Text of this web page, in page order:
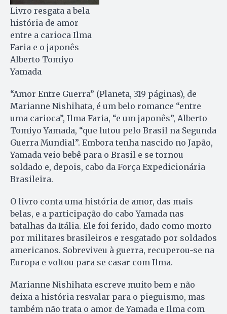
Livro resgata a bela
história de amor
entre a carioca Ilma
Faria e o japonês
Alberto Tomiyo
Yamada
“Amor Entre Guerra” (Planeta, 319 páginas), de
Marianne Nishihata, é um belo romance “entre
uma carioca”, Ilma Faria, “e um japonês”, Alberto
Tomiyo Yamada, “que lutou pelo Brasil na Segunda
Guerra Mundial”. Embora tenha nascido no Japão,
Yamada veio bebê para o Brasil e se tornou
soldado e, depois, cabo da Força Expedicionária
Brasileira.
O livro conta uma história de amor, das mais
belas, e a participação do cabo Yamada nas
batalhas da Itália. Ele foi ferido, dado como morto
por militares brasileiros e resgatado por soldados
americanos. Sobreviveu à guerra, recuperou-se na
Europa e voltou para se casar com Ilma.
Marianne Nishihata escreve muito bem e não
deixa a história resvalar para o pieguismo, mas
também não trata o amor de Yamada e Ilma com